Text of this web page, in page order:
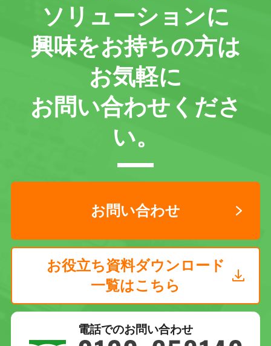
ソリューションに
興味をお持ちの方は
お気軽に
お問い合わせくださ
い。
お問い合わせ
お役立ち資料ダウンロード
一覧はこちら
電話でのお問い合わせ